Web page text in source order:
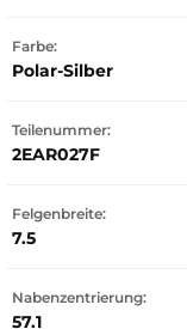
Farbe:
Polar-Silber
Teilenummer:
2EAR027F
Felgenbreite:
7.5
Nabenzentrierung:
57.1